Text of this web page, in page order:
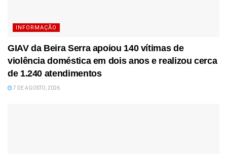
INFORMAÇÃO
GIAV da Beira Serra apoiou 140 vítimas de
violência doméstica em dois anos e realizou cerca
de 1.240 atendimentos
7 DE AGOSTO, 2026